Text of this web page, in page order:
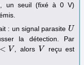
un seuil (fixé à 0 V)
: un signal parasite U
U
la détection. Par
< V
V , alors V
V
reçu est